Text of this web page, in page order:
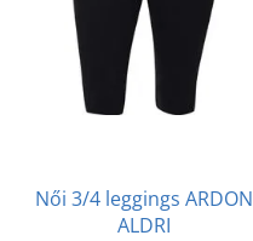
Női 3/4 leggings ARDON
ALDRI